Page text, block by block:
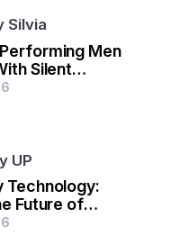
ଅନୁରୋଧ ପିଲାମାନଙ୍କୁ
🙏 🙏 ..
Silvia
Men
Silent
UP
Technology:
Future of
Living